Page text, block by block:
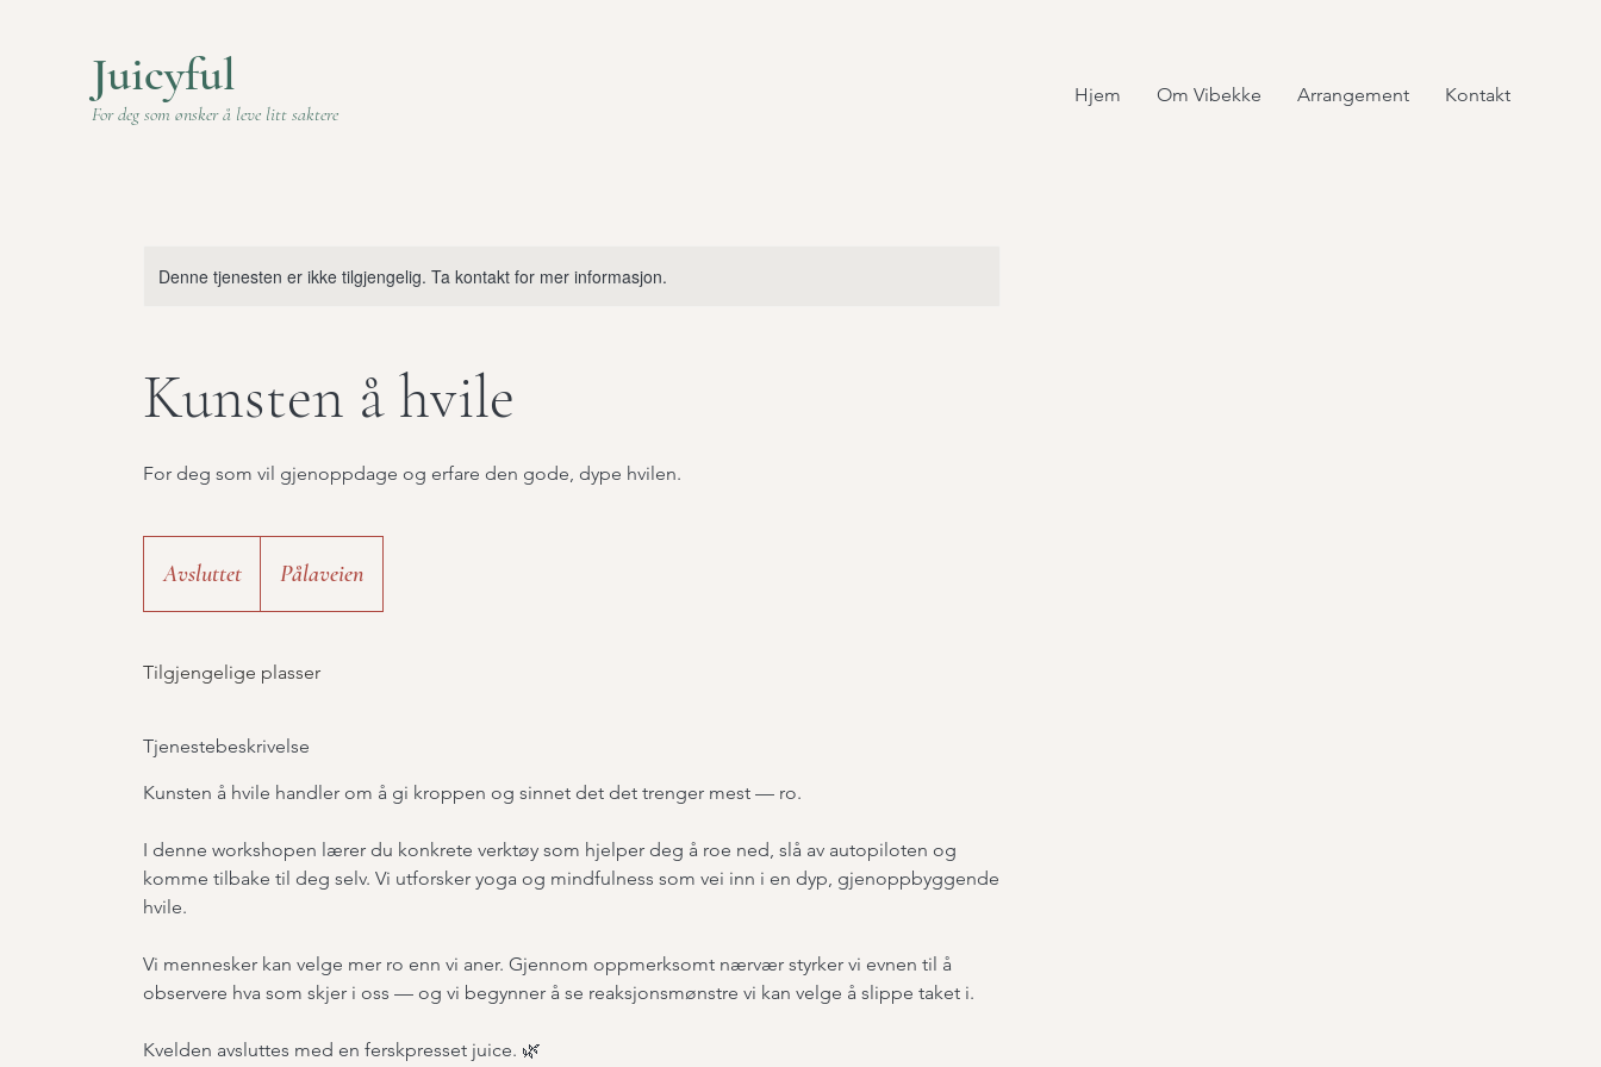
Juicyful
For deg som ønsker å leve litt saktere
Hjem Om Vibekke Arrangement Kontakt
Denne tjenesten er ikke tilgjengelig. Ta kontakt for mer informasjon.
Kunsten å hvile
For deg som vil gjenoppdage og erfare den gode, dype hvilen.
Avsluttet
v
l
t
t
t
Pålaveien
Tilgjengelige plasser
Tjenestebeskrivelse
Kunsten å hvile handler om å gi kroppen og sinnet det det trenger mest — ro.
I denne workshopen lærer du konkrete verktøy som hjelper deg å roe ned, slå av autopiloten og
komme tilbake til deg selv. Vi utforsker yoga og mindfulness som vei inn i en dyp, gjenoppbyggende
hvile.
Vi mennesker kan velge mer ro enn vi aner. Gjennom oppmerksomt nærvær styrker vi evnen til å
observere hva som skjer i oss — og vi begynner å se reaksjonsmønstre vi kan velge å slippe taket i.
Kvelden avsluttes med en ferskpresset juice. 🌿